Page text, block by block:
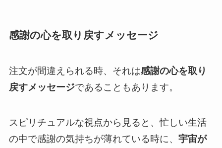
感謝の心を取り戻すメッセージ
注文が間違えられる時、それは感謝の心を取り
戻すメッセージであることもあります。
スピリチュアルな視点から見ると、忙しい生活
の中で感謝の気持ちが薄れている時に、 宇宙が